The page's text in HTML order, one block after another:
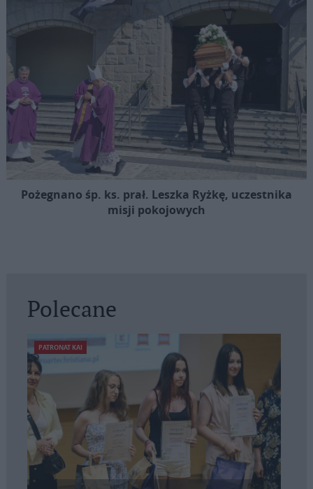
Pożegnano śp. ks. prał. Leszka Ryżkę, uczestnika
misji pokojowych
Polecane
PATRONAT KAI